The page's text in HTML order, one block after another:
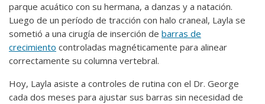
parque acuático con su hermana, a danzas y a natación.
Luego de un período de tracción con halo craneal, Layla se
sometió a una cirugía de inserción de barras de
crecimiento controladas magnéticamente para alinear
correctamente su columna vertebral.
Hoy, Layla asiste a controles de rutina con el Dr. George
cada dos meses para ajustar sus barras sin necesidad de